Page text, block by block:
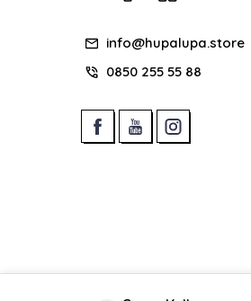
info@hupalupa.store
0850 255 55 88